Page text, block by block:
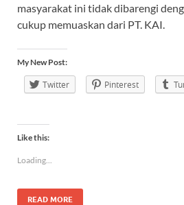
masyarakat ini tidak dibarengi
cukup memuaskan dari PT. KAI.
My New Post:
Twitter Pinterest
Like this:
Loading...
READ MORE